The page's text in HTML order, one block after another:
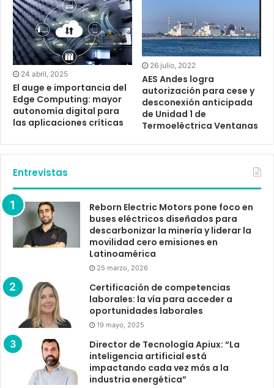
24 abril, 2025
El auge e importancia del
Edge Computing: mayor
autonomía digital para
las aplicaciones críticas
26 julio, 2022
AES Andes logra
autorización para cese y
desconexión anticipada
de Unidad 1 de
Termoeléctrica Ventanas
Entrevistas
Reborn Electric Motors pone foco en
buses eléctricos diseñados para
descarbonizar la minería y liderar la
movilidad cero emisiones en
Latinoamérica
25 marzo, 2026
Certificación de competencias
laborales: la vía para acceder a
oportunidades laborales
19 mayo, 2025
Director de Tecnología Apiux: “La
inteligencia artificial está
impactando cada vez más a la
industria energética”